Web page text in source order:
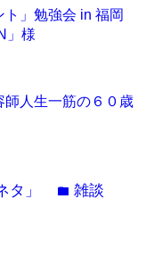
ト」勉強会 in 福岡
」様
師人生一筋の６０歳
」 folder雑談